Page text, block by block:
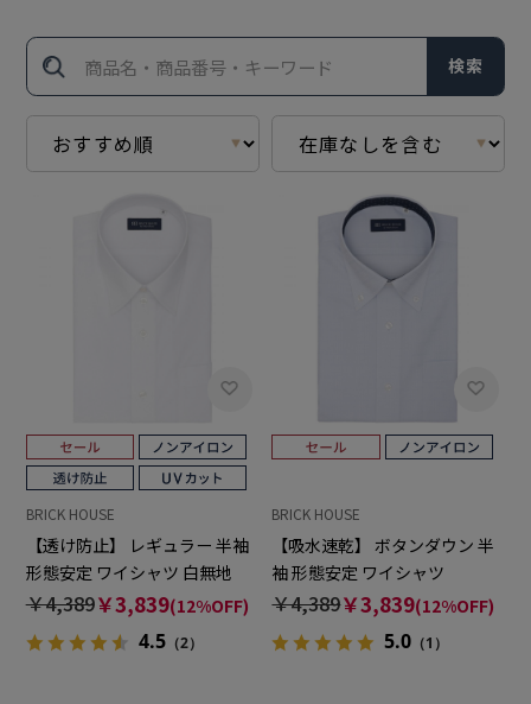
検索
BRICK HOUSE
【透け防止】 レギュラー 半袖
形態安定 ワイシャツ 白無地
￥4,389￥3,839(12%OFF)
4.5（2）
BRICK HOUSE
【吸水速乾】 ボタンダウン 半
袖 形態安定 ワイシャツ
￥4,389￥3,839(12%OFF)
5.0 （1）